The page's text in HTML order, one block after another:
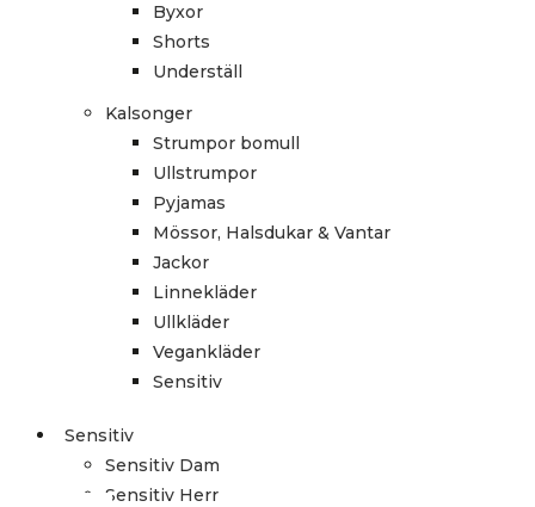
Byxor
Shorts
Underställ
Kalsonger
Strumpor bomull
Ullstrumpor
Pyjamas
Mössor, Halsdukar & Vantar
Jackor
Linnekläder
Ullkläder
Vegankläder
Sensitiv
Sensitiv
Sensitiv Dam
Sensitiv Herr